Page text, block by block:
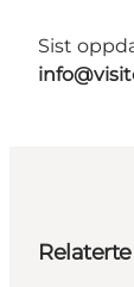
Sist